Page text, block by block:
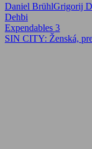
Daniel BrühlGrigorij
Dehbi
Navigácia
v
Previous
Post:
Expendables 3
Next
SIN CITY: Ženská,